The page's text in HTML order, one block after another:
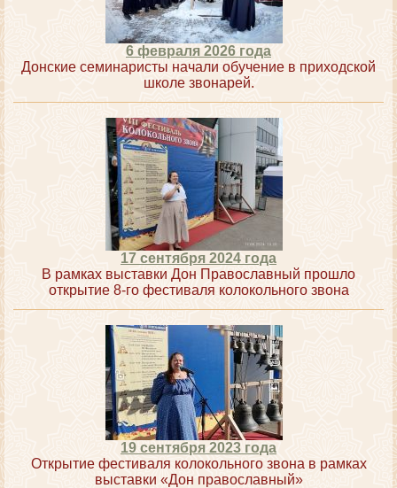
6 февраля 2026 года
Донские семинаристы начали обучение в приходской
школе звонарей.
17 сентября 2024 года
В рамках выставки Дон Православный прошло
открытие 8-го фестиваля колокольного звона
19 сентября 2023 года
Открытие фестиваля колокольного звона в рамках
выставки «Дон православный»